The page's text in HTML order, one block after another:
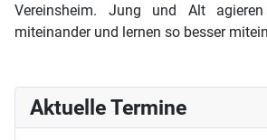
Vereinsheim. Jung und Alt
miteinander und lernen so besser
Aktuelle Termine